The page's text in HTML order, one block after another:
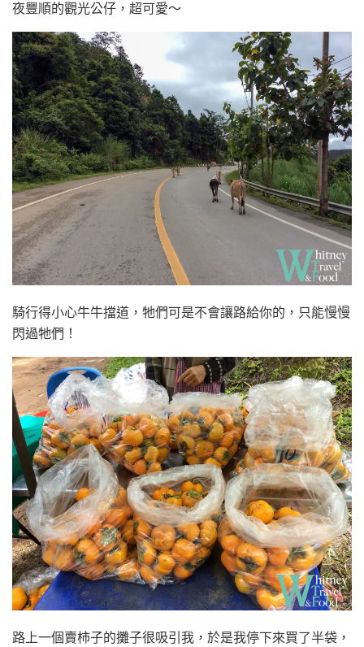
夜豐順的觀光公仔，超可愛～
騎行得小心牛牛擋道，牠們可是不會讓路給你的，只能慢慢
閃過牠們！
路上一個賣柿子的攤子很吸引我，於是我停下來買了半袋，